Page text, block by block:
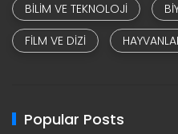
BILIM VE TEKNOLOJI
FILM VE DIZI
Popular Posts